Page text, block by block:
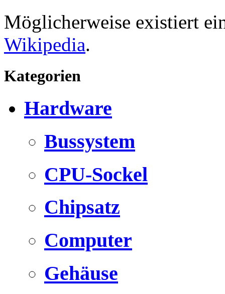
Möglicherweise existiert
Wikipedia.
Kategorien
Hardware
Bussystem
CPU-Sockel
Chipsatz
Computer
Gehäuse